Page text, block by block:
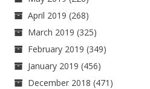
April 2019 (268)
March 2019 (325)
February 2019 (349)
January 2019 (456)
December 2018 (471)